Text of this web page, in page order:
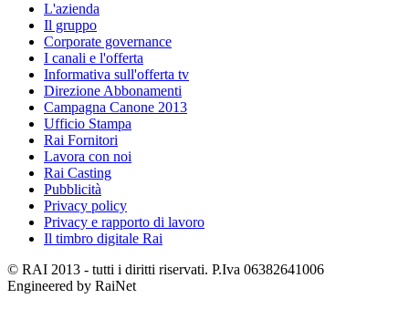
L'azienda
Il gruppo
Corporate governance
I canali e l'offerta
Informativa sull'offerta tv
Direzione Abbonamenti
Campagna Canone 2013
Ufficio Stampa
Rai Fornitori
Lavora con noi
Rai Casting
Pubblicità
Privacy policy
Privacy e rapporto di lavoro
Il timbro digitale Rai
© RAI 2013 - tutti i diritti riservati. P.Iva 06382641006
Engineered by RaiNet